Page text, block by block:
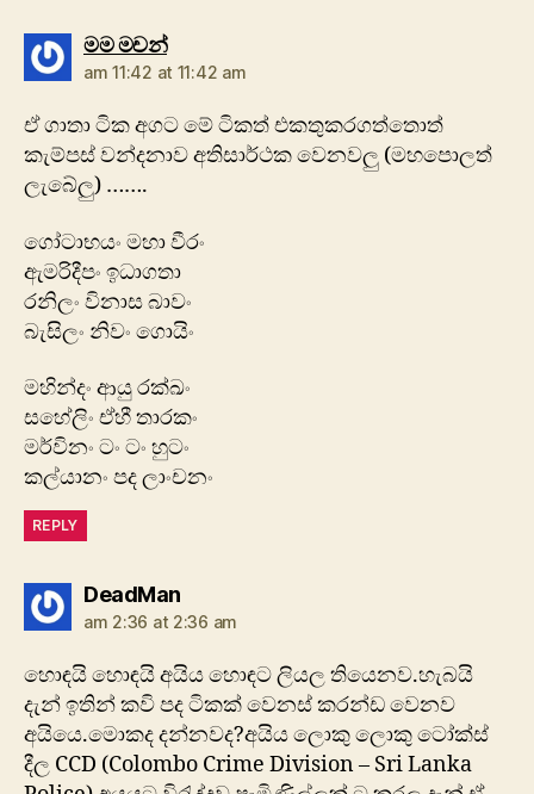
මම මචන්says:
am 11:42 at 11:42 am
ඒ ගාතා ටික අගට මේ ටිකත් එකතුකරගත්තොත්
කැම්පස් වන්දනාව අතිසාර්ථක වෙනවලු (මහපොලත්
ලැබේලු) …….
ගෝටාභයං මහා වීරං
ඇමරිදීපං ඉධාගතා
රනිලං විනාස බාවං
බැසිලං නිවං ගොයිං
මහින්දං ආයු රක්ඛං
සහේලිං ඒහී තාරකං
මර්විනං ටං ටං හුටං
කල්යානං පද ලාංචනං
REPLY
DeadMansays:
am 2:36 at 2:36 am
හොඳයි හොඳයි අයිය හොඳට ලියල තියෙනව.හැබයි
දැන් ඉතින් කවි පද ටිකක් වෙනස් කරන්ඩ වෙනව
අයියෙ.මොකද දන්නවද?අයිය ලොකු ලොකු ටෝක්ස්
දීල CCD (Colombo Crime Division – Sri Lanka